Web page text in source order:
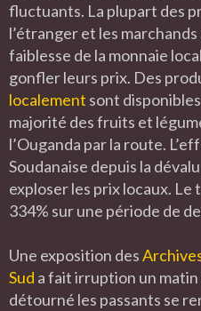
fluctuants. La plupart des
l’étranger et les
faiblesse de la monnaie
gonfler leurs prix. Des
localement sont
majorité des fruits et
l’Ouganda par la route.
Soudanaise depuis la
exploser les prix locaux.
334% sur une période de
Une exposition des
Sud a fait irruption un matin
détourné les passants se